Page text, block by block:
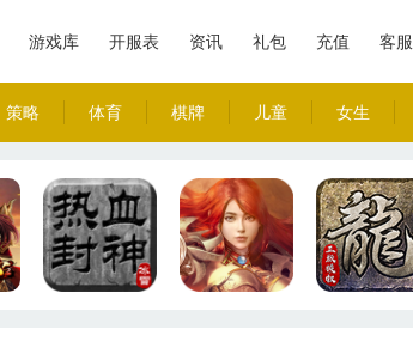
策略 体育 棋牌 儿童 女生
游戏库 开服表 资讯 礼包 充值 客服